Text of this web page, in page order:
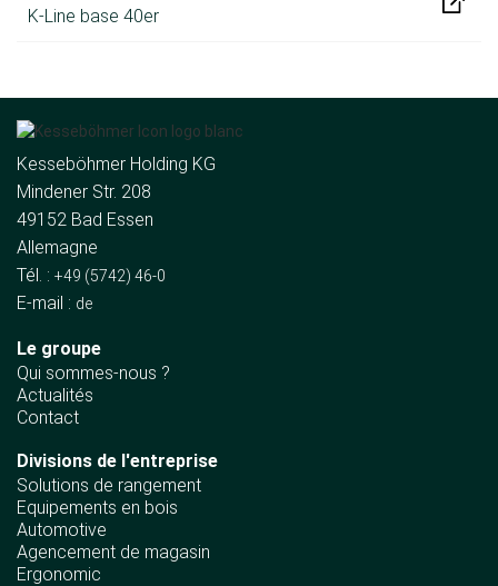
K-Line base 40er
Kesseböhmer Holding KG
Mindener Str. 208
49152 Bad Essen
Allemagne
Tél. : +49 (5742) 46-0
E-mail : de
Le groupe
Qui sommes-nous ?
Actualités
Contact
Divisions de l'entreprise
Solutions de rangement
Equipements en bois
Automotive
Agencement de magasin
Ergonomic